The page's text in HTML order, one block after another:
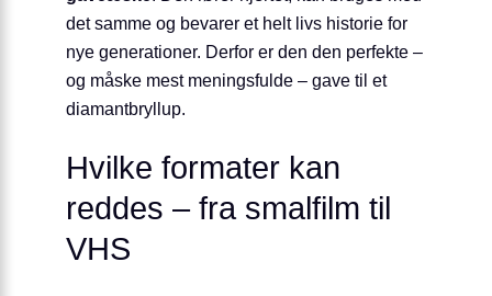
det samme og bevarer et helt livs historie for
nye generationer. Derfor er den den perfekte –
og måske mest meningsfulde – gave til et
diamantbryllup.
Hvilke formater kan
reddes – fra smalfilm til
VHS